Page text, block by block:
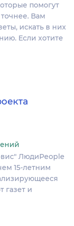
помогут
Вам
искать в них
Если хотите
ЛюдиPeople
15-летним
газет и